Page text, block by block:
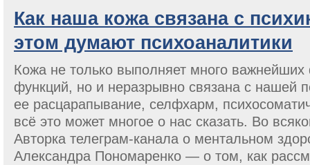
Как наша кожа связана с
этом думают психоаналитики
Кожа не только выполняет много важнейших
функций, но и неразрывно связана с нашей
ее расцарапывание, селфхарм,
всё это может многое о нас сказать. Во
Авторка телеграм-канала о ментальном
Александра Пономаренко — о том, как